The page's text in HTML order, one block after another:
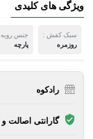
ویژگی های کلیدی
سبک کفش :
روزمره
جنس رویه
پارچه
رادکوه
گارانتی اصالت